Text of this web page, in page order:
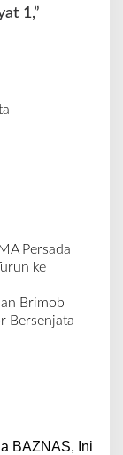
1,”
Persada
ke
Brimob
Bersenjata
BAZNAS, Ini